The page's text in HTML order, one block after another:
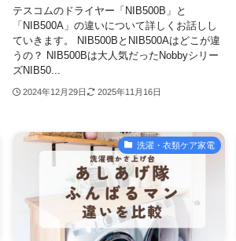
テスコムのドライヤー「NIB500B」と
「NIB500A」の違いについて詳しくお話しし
ていきます。 NIB500BとNIB500Aはどこが違
うの？ NIB500Bは大人気だったNobbyシリー
ズNIB50...
2024年12月29日 2025年11月16日
洗濯・衣類ケア家電